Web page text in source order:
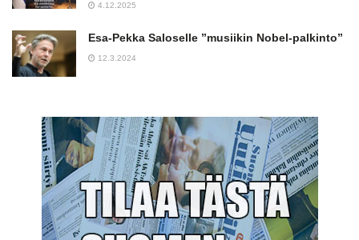
4.12.2025
Esa-Pekka Saloselle ”musiikin Nobel-palkinto”
12.3.2024